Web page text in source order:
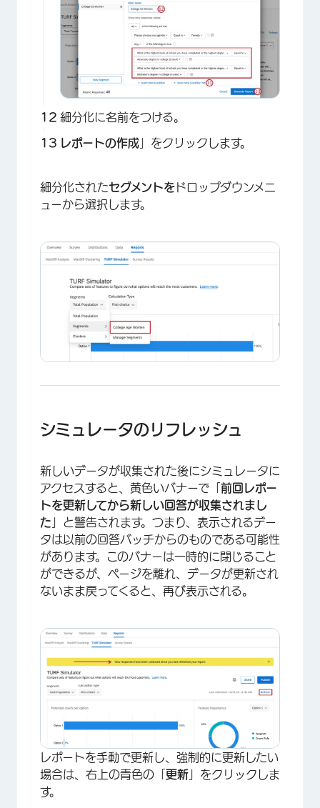
×
細分化に名前をつける。
レポートの作成 」をクリックします。
細分化されたセグメントを ドロップダウンメニ
ューから選択します。
シミュレータのリフレッシュ
新しいデータが収集された後にシミュレータに
アクセスすると、黄色いバナーで「 前回レポー
トを更新してから新しい回答が収集されまし
た 」と警告されます。つまり、表示されるデー
タは以前の回答バッチからのものである可能性
があります。このバナーは一時的に閉じること
ができるが、ページを離れ、データが更新され
ないまま戻ってくると、再び表示される。
レポートを手動で更新し、強制的に更新したい
場合は、右上の青色の「 更新 」をクリックしま
す。